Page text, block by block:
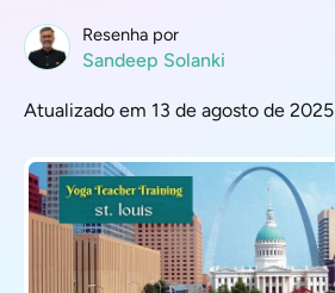
Resenha por
Sandeep Solanki
Atualizado em 13 de agosto de 2025